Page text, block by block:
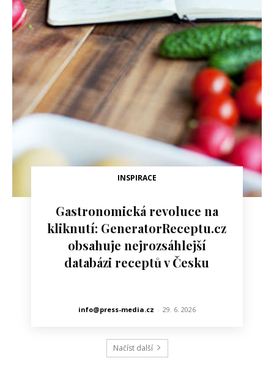
INSPIRACE
Gastronomická revoluce na
kliknutí: GeneratorReceptu.cz
obsahuje nejrozsáhlejší
databázi receptů v Česku
info@press-media.cz - 29. 6. 2026
Načíst další